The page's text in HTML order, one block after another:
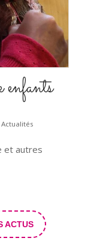
Actualités
et autres
ACTUS